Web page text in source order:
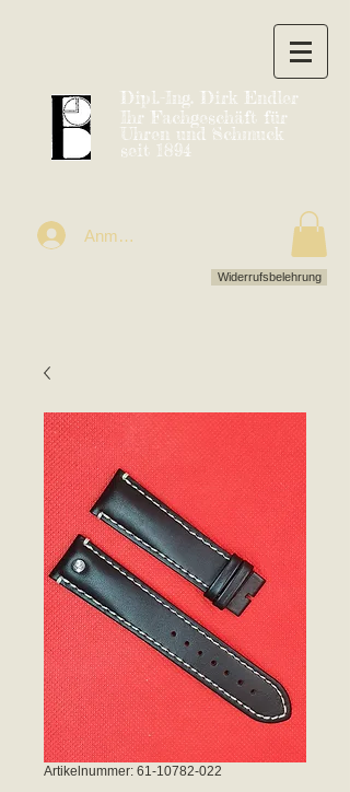
Dipl.-Ing. Dirk Endler
Ihr Fachgeschäft für
Uhren und Schmuck
seit 1894
Anmelden
Widerrufsbelehrung
Artikelnummer: 61-10782-022